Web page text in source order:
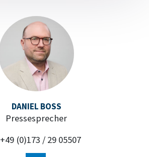
DANIEL BOSS
Pressesprecher
+49 (0)173 / 29 05507